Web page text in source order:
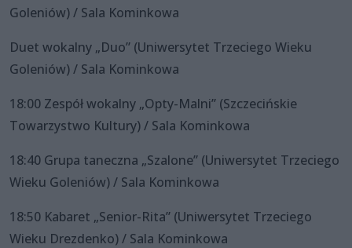
Goleniów) / Sala Kominkowa
Duet wokalny „Duo” (Uniwersytet Trzeciego Wieku
Goleniów) / Sala Kominkowa
18:00 Zespół wokalny „Opty-Malni” (Szczecińskie
Towarzystwo Kultury) / Sala Kominkowa
18:40 Grupa taneczna „Szalone” (Uniwersytet Trzeciego
Wieku Goleniów) / Sala Kominkowa
18:50 Kabaret „Senior-Rita” (Uniwersytet Trzeciego
Wieku Drezdenko) / Sala Kominkowa